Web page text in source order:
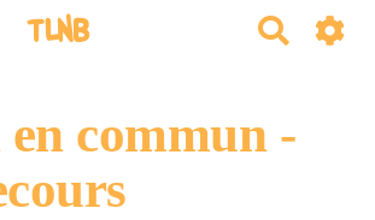
TLNB
e
commun -